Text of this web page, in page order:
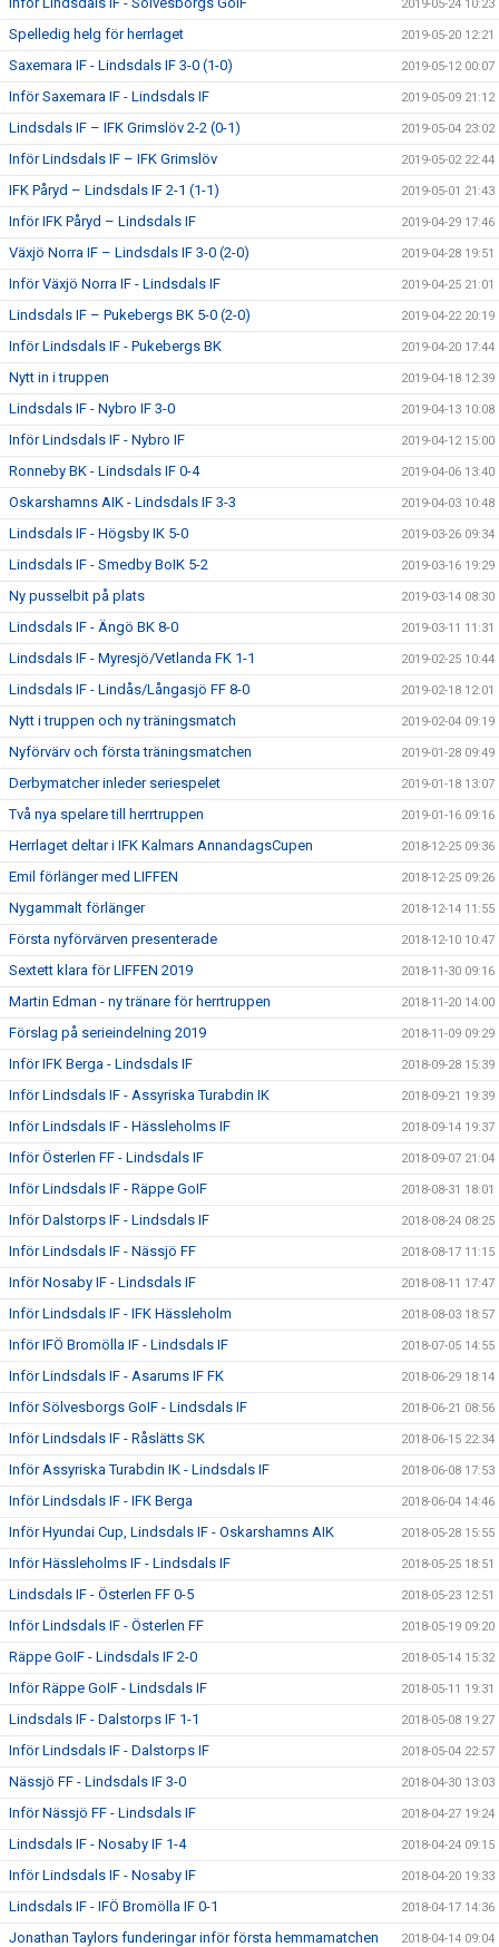
2019-05-24 10:23
Spelledig helg för herrlaget 2019-05-20 12:21
Saxemara IF - Lindsdals IF 3-0 (1-0) 2019-05-12 00:07
Inför Saxemara IF - Lindsdals IF 2019-05-09 21:12
Lindsdals IF – IFK Grimslöv 2-2 (0-1) 2019-05-04 23:02
Inför Lindsdals IF – IFK Grimslöv 2019-05-02 22:44
IFK Påryd – Lindsdals IF 2-1 (1-1) 2019-05-01 21:43
Inför IFK Påryd – Lindsdals IF 2019-04-29 17:46
Växjö Norra IF – Lindsdals IF 3-0 (2-0) 2019-04-28 19:51
Inför Växjö Norra IF - Lindsdals IF 2019-04-25 21:01
Lindsdals IF – Pukebergs BK 5-0 (2-0) 2019-04-22 20:19
Inför Lindsdals IF - Pukebergs BK 2019-04-20 17:44
Nytt in i truppen 2019-04-18 12:39
Lindsdals IF - Nybro IF 3-0 2019-04-13 10:08
Inför Lindsdals IF - Nybro IF 2019-04-12 15:00
Ronneby BK - Lindsdals IF 0-4 2019-04-06 13:40
Oskarshamns AIK - Lindsdals IF 3-3 2019-04-03 10:48
Lindsdals IF - Högsby IK 5-0 2019-03-26 09:34
Lindsdals IF - Smedby BoIK 5-2 2019-03-16 19:29
Ny pusselbit på plats 2019-03-14 08:30
Lindsdals IF - Ängö BK 8-0 2019-03-11 11:31
Lindsdals IF - Myresjö/Vetlanda FK 1-1 2019-02-25 10:44
Lindsdals IF - Lindås/Långasjö FF 8-0 2019-02-18 12:01
Nytt i truppen och ny träningsmatch 2019-02-04 09:19
Nyförvärv och första träningsmatchen 2019-01-28 09:49
Derbymatcher inleder seriespelet 2019-01-18 13:07
Två nya spelare till herrtruppen 2019-01-16 09:16
Herrlaget deltar i IFK Kalmars AnnandagsCupen 2018-12-25 09:36
Emil förlänger med LIFFEN 2018-12-25 09:26
Nygammalt förlänger 2018-12-14 11:55
Första nyförvärven presenterade 2018-12-10 10:47
Sextett klara för LIFFEN 2019 2018-11-30 09:16
Martin Edman - ny tränare för herrtruppen 2018-11-20 14:00
Förslag på serieindelning 2019 2018-11-09 09:29
Inför IFK Berga - Lindsdals IF 2018-09-28 15:39
Inför Lindsdals IF - Assyriska Turabdin IK 2018-09-21 19:39
Inför Lindsdals IF - Hässleholms IF 2018-09-14 19:37
Inför Österlen FF - Lindsdals IF 2018-09-07 21:04
Inför Lindsdals IF - Räppe GoIF 2018-08-31 18:01
Inför Dalstorps IF - Lindsdals IF 2018-08-24 08:25
Inför Lindsdals IF - Nässjö FF 2018-08-17 11:15
Inför Nosaby IF - Lindsdals IF 2018-08-11 17:47
Inför Lindsdals IF - IFK Hässleholm 2018-08-03 18:57
Inför IFÖ Bromölla IF - Lindsdals IF 2018-07-05 14:55
Inför Lindsdals IF - Asarums IF FK 2018-06-29 18:14
Inför Sölvesborgs GoIF - Lindsdals IF 2018-06-21 08:56
Inför Lindsdals IF - Råslätts SK 2018-06-15 22:34
Inför Assyriska Turabdin IK - Lindsdals IF 2018-06-08 17:53
Inför Lindsdals IF - IFK Berga 2018-06-04 14:46
Inför Hyundai Cup, Lindsdals IF - Oskarshamns AIK 2018-05-28 15:55
Inför Hässleholms IF - Lindsdals IF 2018-05-25 18:51
Lindsdals IF - Österlen FF 0-5 2018-05-23 12:51
Inför Lindsdals IF - Österlen FF 2018-05-19 09:20
Räppe GoIF - Lindsdals IF 2-0 2018-05-14 15:32
Inför Räppe GoIF - Lindsdals IF 2018-05-11 19:31
Lindsdals IF - Dalstorps IF 1-1 2018-05-08 19:27
Inför Lindsdals IF - Dalstorps IF 2018-05-04 22:57
Nässjö FF - Lindsdals IF 3-0 2018-04-30 13:03
Inför Nässjö FF - Lindsdals IF 2018-04-27 19:24
Lindsdals IF - Nosaby IF 1-4 2018-04-24 09:15
Inför Lindsdals IF - Nosaby IF 2018-04-20 19:33
Lindsdals IF - IFÖ Bromölla IF 0-1 2018-04-17 14:36
Jonathan Taylors funderingar inför första hemmamatchen 2018-04-14 09:04